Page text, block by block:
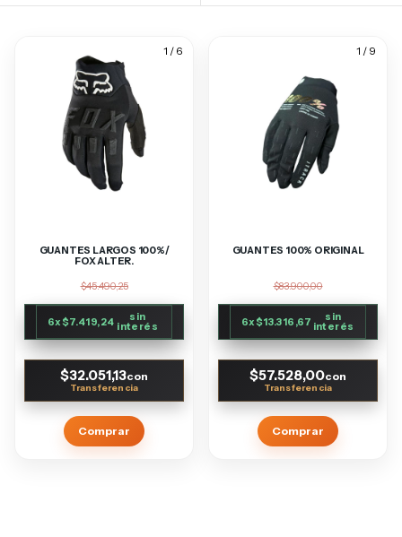
1 / 6
GUANTES LARGOS 100%/
FOX ALTER.
$45.490,25
6x$7.419,24 sin
interés
$32.051,13con
Comprar
1 / 9
GUANTES 100% ORIGINAL
$83.900,00
6x$13.316,67 sin
interés
$57.528,00con
Comprar